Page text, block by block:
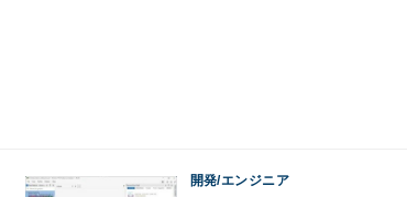
開発/エンジニア